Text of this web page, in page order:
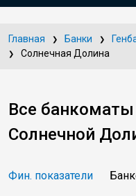
Главная Банки
Солнечная Долина
Все банкоматы
Солнечной
Фин. показатели